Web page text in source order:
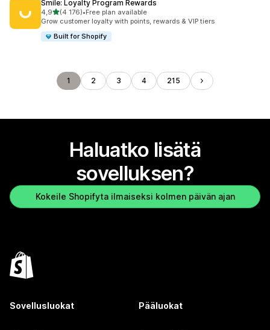
Smile: Loyalty Program Rewards
4,9/ 5 tähteä
(4 176)
4176 arvostelua yhteensä
•Free plan available
Grow customer loyalty with points, rewards & VIP tiers
Built for Shopify
1 2 3 4 215
Haluatko lisätä
sovelluksen?
Kokeile Shopifyta ilmaiseksi kolmen päivän ajan
Sovellusluokat Pääluokat